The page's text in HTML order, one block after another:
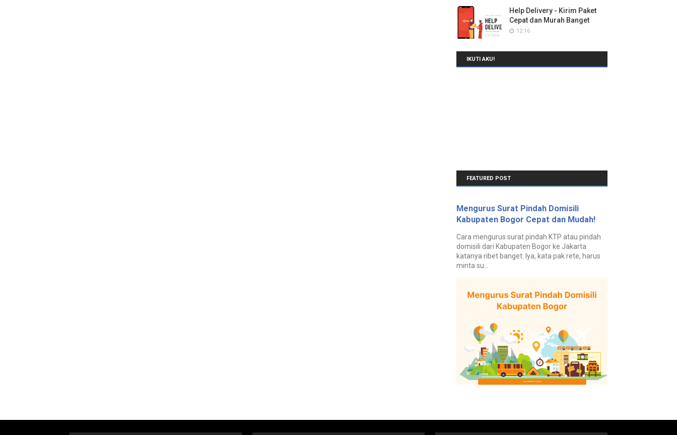
Help Delivery - Kirim Paket
Cepat dan Murah Banget
12:16
IKUTI AKU!
FEATURED POST
Mengurus Surat Pindah Domisili
Kabupaten Bogor Cepat dan Mudah!
Cara mengurus surat pindah KTP atau pindah
domisili dari Kabupaten Bogor ke Jakarta
katanya ribet banget. Iya, kata pak rete, harus
minta su...